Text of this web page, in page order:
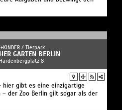
/ Tierpark
GARTEN BERLIN
8
gibt es eine einzigartige
der Zoo Berlin gilt sogar als der